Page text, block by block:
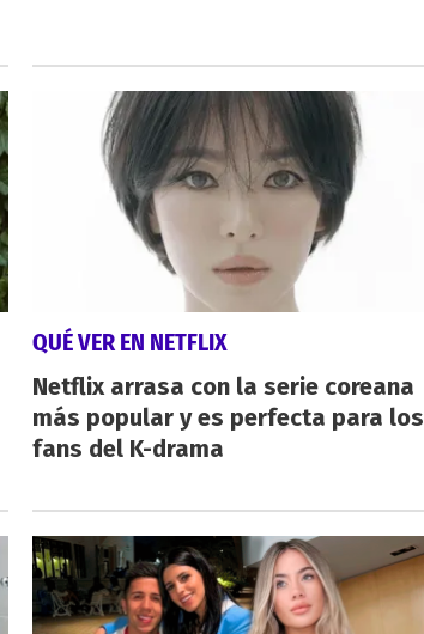
QUÉ VER EN NETFLIX
Netflix arrasa con la serie coreana
más popular y es perfecta para los
fans del K-drama